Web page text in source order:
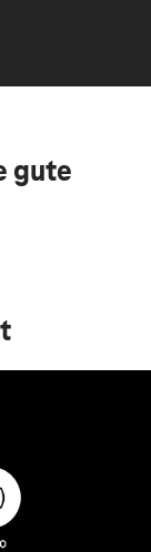
gute